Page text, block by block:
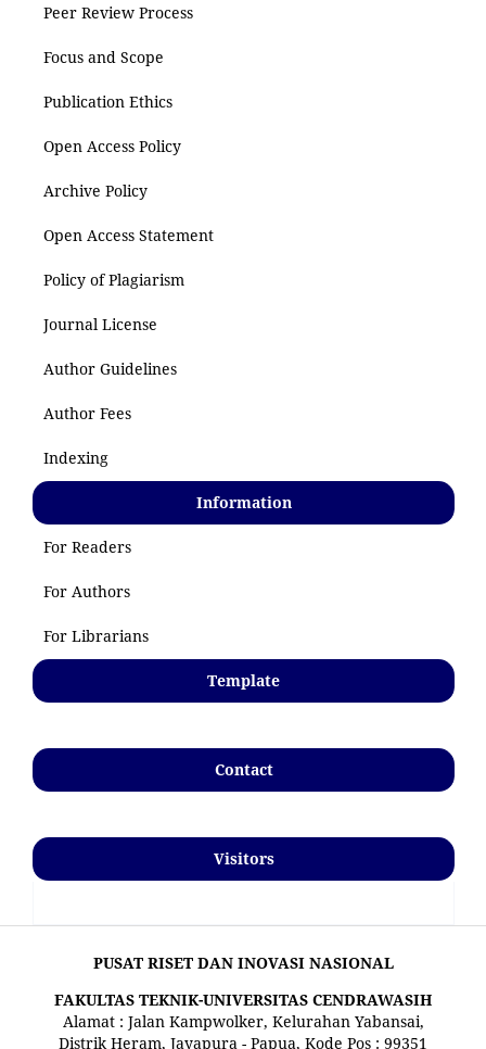
Peer Review Process
Focus and Scope
Publication Ethics
Open Access Policy
Archive Policy
Open Access Statement
Policy of Plagiarism
Journal License
Author Guidelines
Author Fees
Indexing
Information
For Readers
For Authors
For Librarians
Template
Contact
Visitors
PUSAT RISET DAN INOVASI NASIONAL
FAKULTAS TEKNIK-UNIVERSITAS CENDRAWASIH
Alamat : Jalan Kampwolker, Kelurahan Yabansai,
Distrik Heram, Jayapura - Papua, Kode Pos : 99351